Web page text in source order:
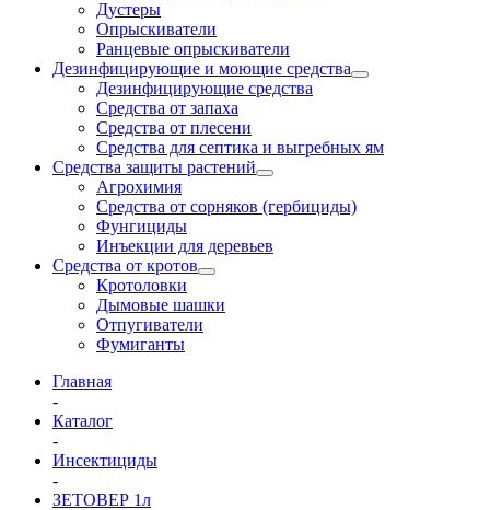
Дустеры
Опрыскиватели
Ранцевые опрыскиватели
Дезинфицирующие и моющие средства
Дезинфицирующие средства
Средства от запаха
Средства от плесени
Средства для септика и выгребных ям
Средства защиты растений
Агрохимия
Средства от сорняков (гербициды)
Фунгициды
Инъекции для деревьев
Средства от кротов
Кротоловки
Дымовые шашки
Отпугиватели
Фумиганты
Главная
-
Каталог
-
Инсектициды
-
ЗЕТОВЕР 1л